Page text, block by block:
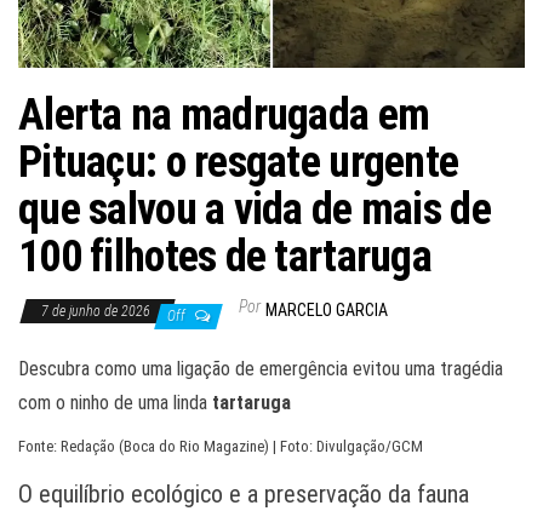
Alerta na madrugada em
Pituaçu: o resgate urgente
que salvou a vida de mais de
100 filhotes de tartaruga
7 de junho de 2026 Off Por MARCELO GARCIA
Descubra como uma ligação de emergência evitou uma tragédia
com o ninho de uma linda tartaruga
Fonte: Redação (Boca do Rio Magazine) | Foto: Divulgação/GCM
O equilíbrio ecológico e a preservação da fauna